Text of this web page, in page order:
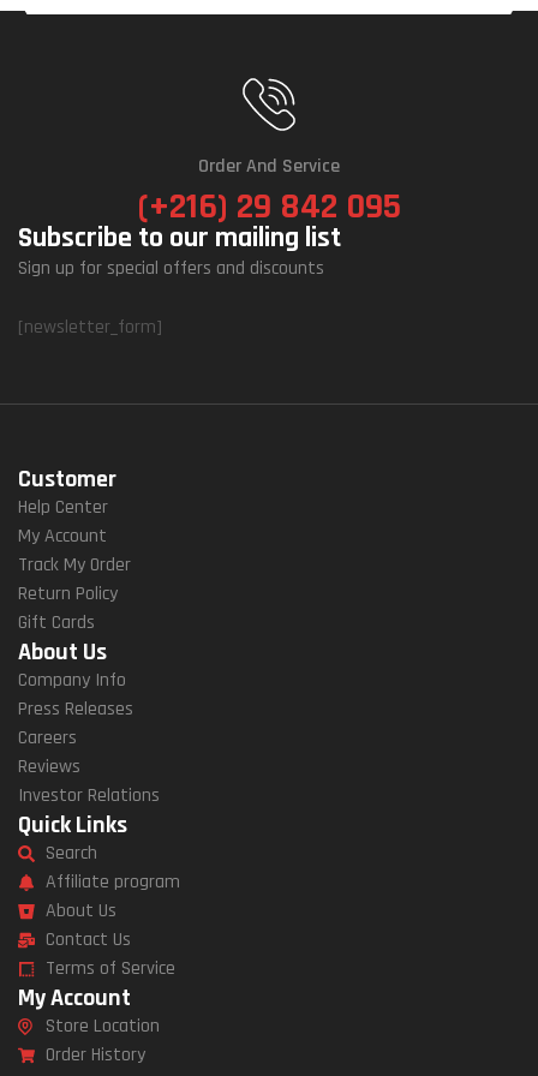
Order And Service
(+216) 29 842 095
Subscribe to our mailing list
Sign up for special offers and discounts
[newsletter_form]
Customer
Help Center
My Account
Track My Order
Return Policy
Gift Cards
About Us
Company Info
Press Releases
Careers
Reviews
Investor Relations
Quick Links
Search
Affiliate program
About Us
Contact Us
Terms of Service
My Account
Store Location
Order History